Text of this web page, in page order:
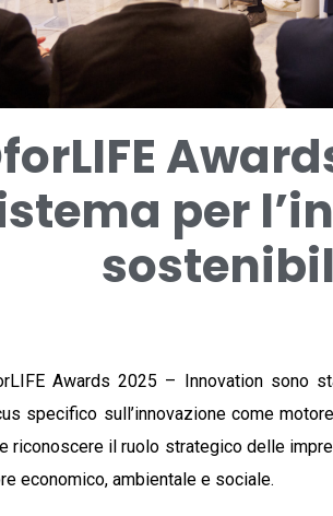
per
Awards 2025 – Innovation sono
specifico sull’innovazione come
riconoscere il ruolo strategico delle
economico, ambientale e sociale.